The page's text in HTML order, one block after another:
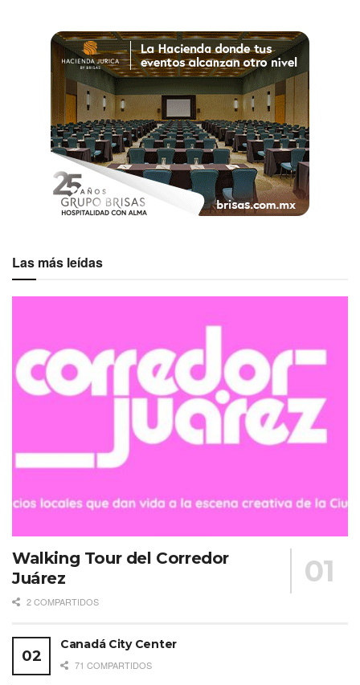
Etiquetas: Destacados Juegos Olímpicos París
Las más leídas
Walking Tour del Corredor
Juárez
2 COMPARTIDOS
Canadá City Center
71 COMPARTIDOS